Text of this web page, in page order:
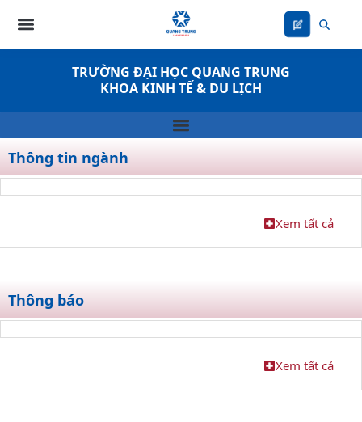
TRƯỜNG ĐẠI HỌC QUANG TRUNG
KHOA KINH TẾ & DU LỊCH
Thông tin ngành
Xem tất cả
Thông báo
Xem tất cả